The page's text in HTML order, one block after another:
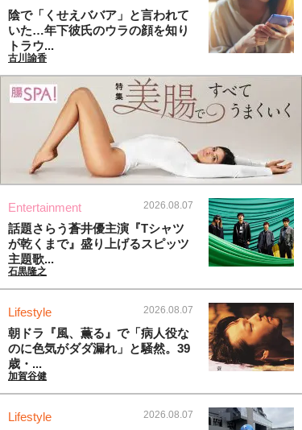
陰で「くせえババア」と言われて
いた…年下彼氏のウラの顔を知り
トラウ...
古川諭香
Entertainment 2026.08.07
話題さらう蒼井優主演『Tシャツ
が乾くまで』盛り上げるスピッツ
主題歌...
石黒隆之
Lifestyle 2026.08.07
朝ドラ『風、薫る』で「病人役な
のに色気がダダ漏れ」と騒然。39
歳・...
加賀谷健
Lifestyle 2026.08.07